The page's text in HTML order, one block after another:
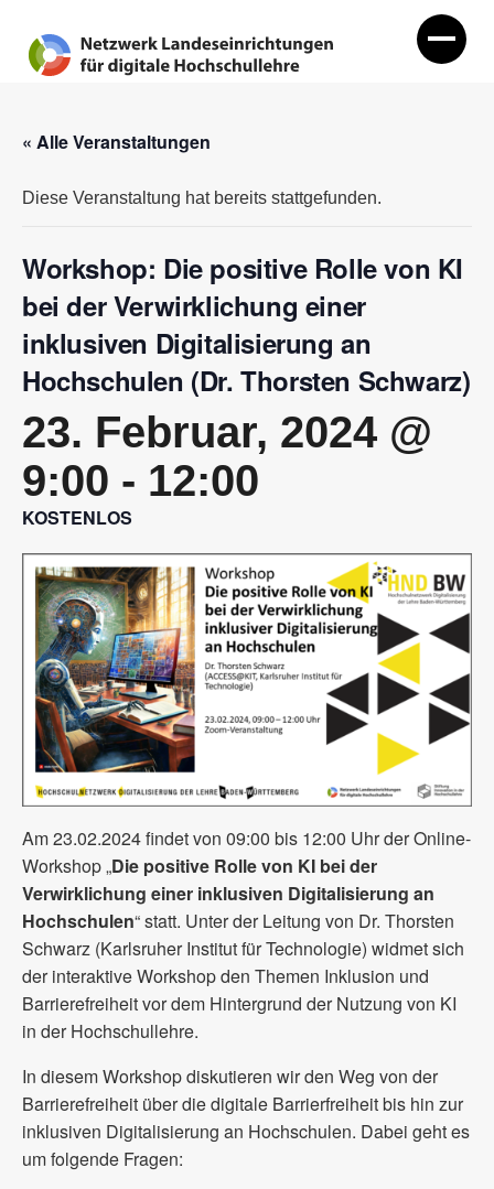
« Alle Veranstaltungen
Diese Veranstaltung hat bereits stattgefunden.
Workshop: Die positive Rolle von KI
bei der Verwirklichung einer
inklusiven Digitalisierung an
Hochschulen (Dr. Thorsten Schwarz)
23. Februar, 2024 @
9:00 - 12:00
KOSTENLOS
Am 23.02.2024 findet von 09:00 bis 12:00 Uhr der Online-
Workshop „Die positive Rolle von KI bei der
Verwirklichung einer inklusiven Digitalisierung an
Hochschulen“ statt. Unter der Leitung von Dr. Thorsten
Schwarz (Karlsruher Institut für Technologie) widmet sich
der interaktive Workshop den Themen Inklusion und
Barrierefreiheit vor dem Hintergrund der Nutzung von KI
in der Hochschullehre.
In diesem Workshop diskutieren wir den Weg von der
Barrierefreiheit über die digitale Barrierfreiheit bis hin zur
inklusiven Digitalisierung an Hochschulen. Dabei geht es
um folgende Fragen: